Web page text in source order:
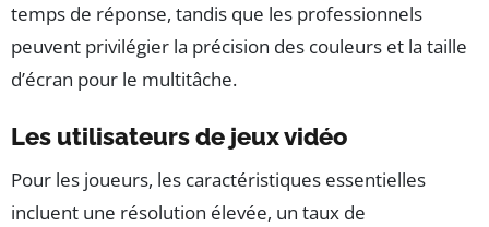
temps de réponse, tandis que les professionnels
peuvent privilégier la précision des couleurs et la taille
d’écran pour le multitâche.
Les utilisateurs de jeux vidéo
Pour les joueurs, les caractéristiques essentielles
incluent une résolution élevée, un taux de